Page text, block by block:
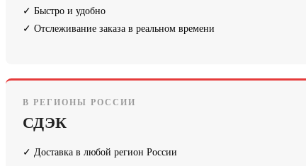
✓ Быстро и удобно
✓ Отслеживание заказа в реальном времени
В РЕГИОНЫ РОССИИ
СДЭК
✓ Доставка в любой регион России